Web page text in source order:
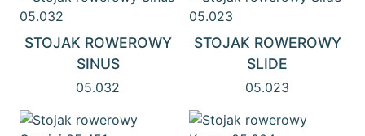
STOJAK ROWEROWY
SINUS
05.032
STOJAK ROWEROWY
SLIDE
05.023